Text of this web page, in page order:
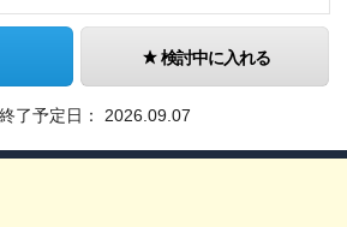
検討中に入れる
了予定日： 2026.09.07